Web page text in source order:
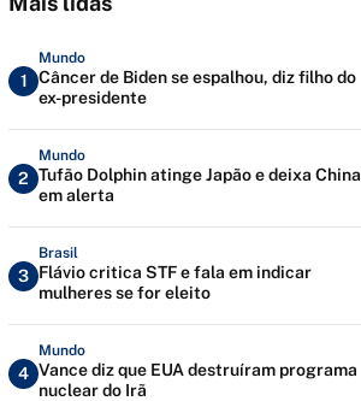
1
Mundo
Câncer de Biden se espalhou, diz filho do
ex-presidente
2
Mundo
Tufão Dolphin atinge Japão e deixa China
em alerta
3
Brasil
Flávio critica STF e fala em indicar
mulheres se for eleito
4
Mundo
Vance diz que EUA destruíram programa
nuclear do Irã